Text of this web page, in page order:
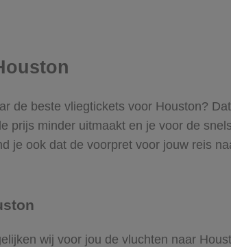
de beste vliegtickets voor Houston?
prijs minder uitmaakt en je voor de
je ook dat de voorpret voor jouw reis
wij voor jou de vluchten naar